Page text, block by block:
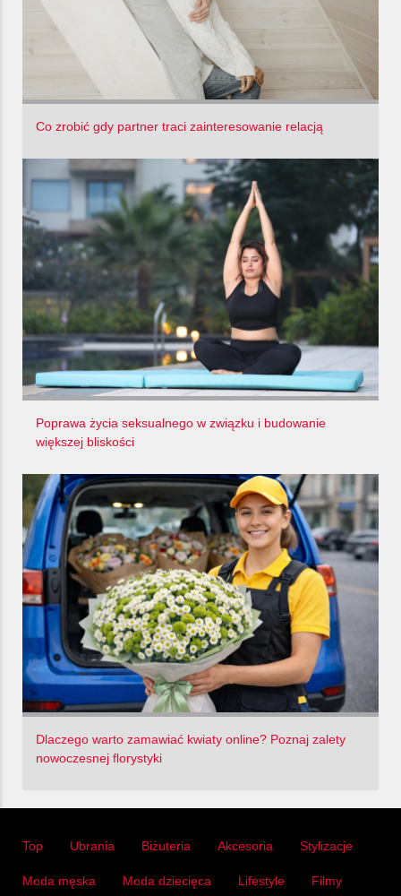
Co zrobić gdy partner traci zainteresowanie relacją
Poprawa życia seksualnego w związku i budowanie
większej bliskości
Dlaczego warto zamawiać kwiaty online? Poznaj zalety
nowoczesnej florystyki
Top Ubrania Biżuteria Akcesoria Stylizacje
Moda męska Moda dziecięca Lifestyle Filmy